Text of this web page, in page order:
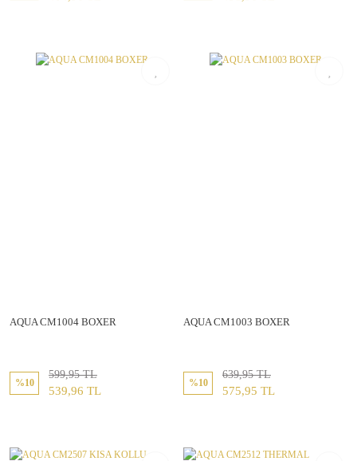
AQUA CM1004 BOXER
%10
599,95 TL
539,96 TL
AQUA CM1003 BOXER
%10
639,95 TL
575,95 TL